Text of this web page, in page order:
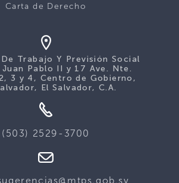
Carta de Derecho
Trabajo Y Previsión Social
Juan Pablo II y 17 Ave. Nte.
3 y 4, Centro de Gobierno,
El Salvador, C.A.
(503) 2529-3700